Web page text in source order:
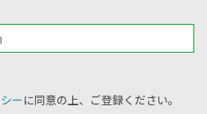
ーに同意の上、ご登録ください。